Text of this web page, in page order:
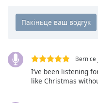
Opacity Bernice
I’ve been listening
like Christmas